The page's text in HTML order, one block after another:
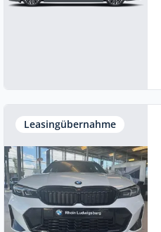
Leasingübernahme